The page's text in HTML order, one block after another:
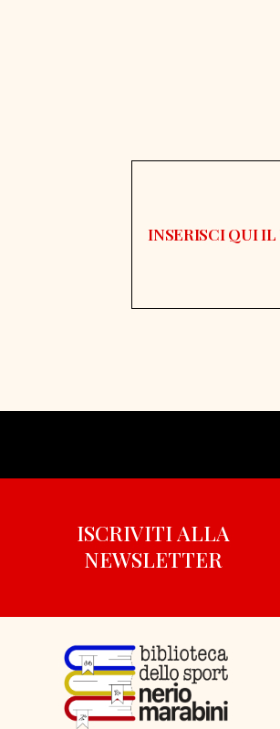
ISCRIVITI ALLA
NEWSLETTER